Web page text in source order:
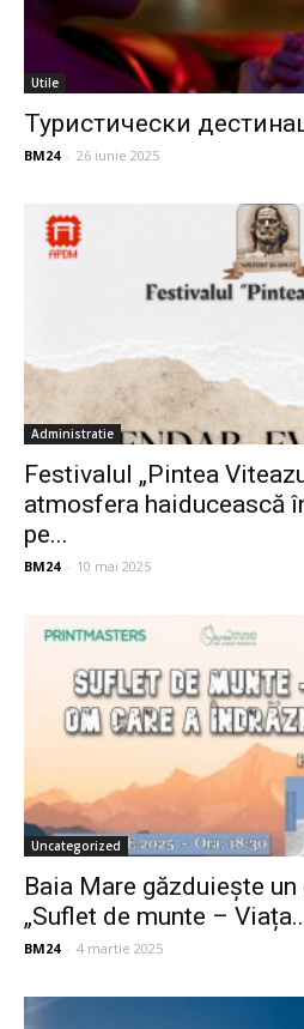
Utile
Туристически
BM24 - 26 iunie 2025
Administratie
Festivalul „Pintea
atmosfera haiducească
pe...
BM24 - 10 mai 2025
Uncategorized
Baia Mare găzduiește
„Suflet de munte –
BM24 - 4 martie 2025